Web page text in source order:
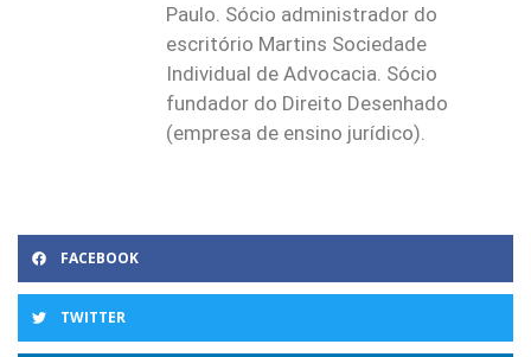
Paulo. Sócio administrador do
escritório Martins Sociedade
Individual de Advocacia. Sócio
fundador do Direito Desenhado
(empresa de ensino jurídico).
FACEBOOK
TWITTER